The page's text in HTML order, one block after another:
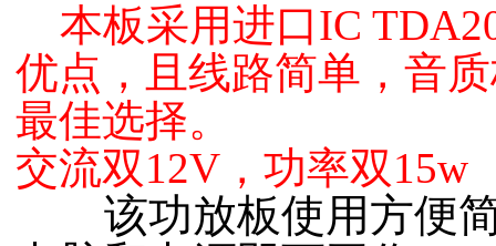
本板采用进口IC
优点，且线路简单，音
最佳选择。
交流双12V，功率双15w
该功放板使用方便简